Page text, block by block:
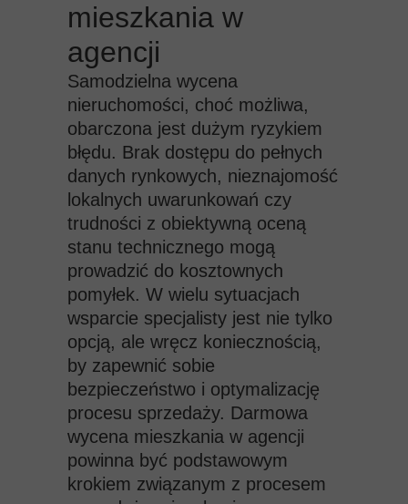
mieszkania w
agencji
Samodzielna wycena
nieruchomości, choć możliwa,
obarczona jest dużym ryzykiem
błędu. Brak dostępu do pełnych
danych rynkowych, nieznajomość
lokalnych uwarunkowań czy
trudności z obiektywną oceną
stanu technicznego mogą
prowadzić do kosztownych
pomyłek. W wielu sytuacjach
wsparcie specjalisty jest nie tylko
opcją, ale wręcz koniecznością,
by zapewnić sobie
bezpieczeństwo i optymalizację
procesu sprzedaży. Darmowa
wycena mieszkania w agencji
powinna być podstawowym
krokiem związanym z procesem